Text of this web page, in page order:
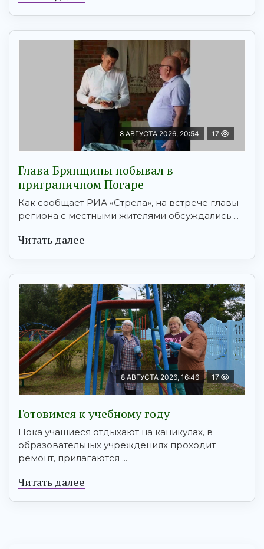
8 АВГУСТА 2026, 20:54 17
Глава Брянщины побывал в
приграничном Погаре
Как сообщает РИА «Стрела», на встрече главы
региона с местными жителями обсуждались ...
Читать далее
8 АВГУСТА 2026, 16:46 17
Готовимся к учебному году
Пока учащиеся отдыхают на каникулах, в
образовательных учреждениях проходит
ремонт, прилагаются ...
Читать далее